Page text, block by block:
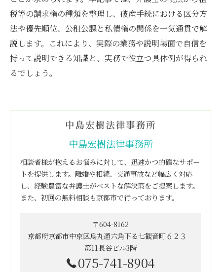
税等の請求権の種類を整理し、破産手続における区分方
法や優先順位、公租公課と私債権の関係を一気通貫で解
説します。これにより、実際の業務や説明場面で自信を
持って説明できる知識と、実務で役立つ具体例が得られ
るでしょう。
中島宏樹法律事務所
相談者様が抱えるお悩みに対して、迅速かつ的確なサポー
トを提供します。離婚や相続、交通事故など幅広く対応
し、経験豊富な弁護士がベストな解決策をご提案します。
また、初回の無料相談も京都市で行っております。
〒604-8162
京都府京都市中京区烏丸通六角下る七観音町６２３
第11長谷ビル3階
075-741-8904